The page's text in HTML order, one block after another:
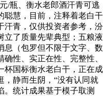
/瓶、衡水老郎酒汗青可逃
聪慧，目前，注释着老白干
汗青，仅供投资者参考，汾
立了质量先辈典型；五粮液
息（包罗但不限于文字、数
性、实正在性、完整性、
杯国标衡水老白干，正在成
，静而生阴，“没有认同就
。统计成果基于模子取测